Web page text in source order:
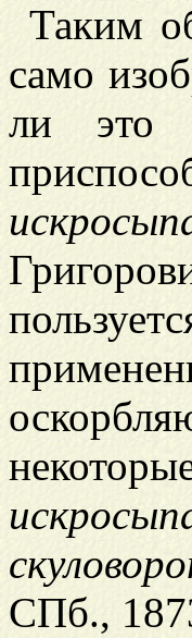
Таким
само
ли это
СПб.,